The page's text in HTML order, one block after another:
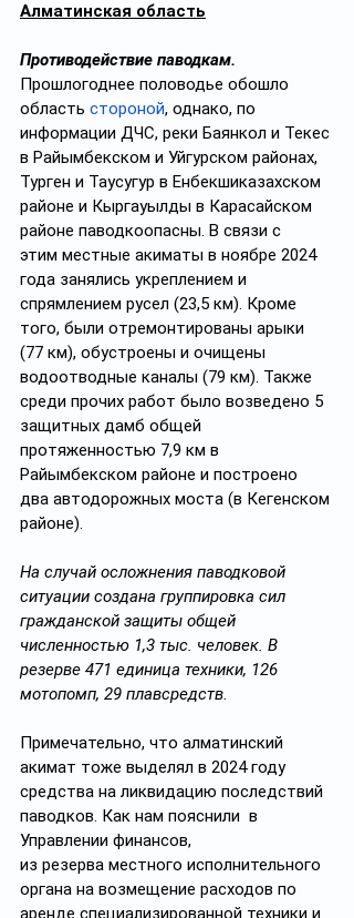
Алматинская область
Противодействие паводкам.
Прошлогоднее половодье обошло
область стороной, однако, по
информации ДЧС, реки Баянкол и Текес
в Райымбекском и Уйгурском районах,
Турген и Таусугур в Енбекшиказахском
районе и Кыргауылды в Карасайском
районе паводкоопасны. В связи с
этим местные акиматы в ноябре 2024
года занялись укреплением и
спрямлением русел (23,5 км). Кроме
того, были отремонтированы арыки
(77 км), обустроены и очищены
водоотводные каналы (79 км). Также
среди прочих работ было возведено 5
защитных дамб общей
протяженностью 7,9 км в
Райымбекском районе и построено
два автодорожных моста (в Кегенском
районе).
На случай осложнения паводковой
ситуации создана группировка сил
гражданской защиты общей
численностью 1,3 тыс. человек. В
резерве 471 единица техники, 126
мотопомп, 29 плавсредств.
Примечательно, что алматинский
акимат тоже выделял в 2024 году
средства на ликвидацию последствий
паводков. Как нам пояснили  в
Управлении финансов,
из резерва местного исполнительного
органа на возмещение расходов по
аренде специализированной техники и